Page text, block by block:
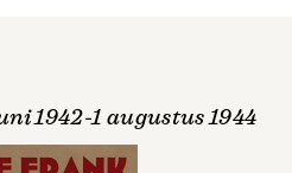
1942-1 augustus 1944